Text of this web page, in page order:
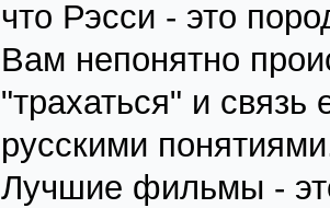
что Рэсси - это
Вам непонятно
"трахаться" и связь
русскими
Лучшие фильмы -